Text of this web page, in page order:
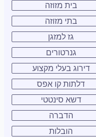
בית מזוזה
בתי מזוזה
גז למזגן
גנרטורים
דירוג בעלי מקצוע
דלתות קו אפס
דשא סינטטי
הדברה
הובלות